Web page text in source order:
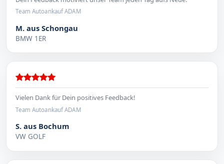
Team Autoankauf ADAM
M. aus Schongau
BMW 1ER
Vielen Dank für Dein positives Feedback!
Team Autoankauf ADAM
S. aus Bochum
VW GOLF